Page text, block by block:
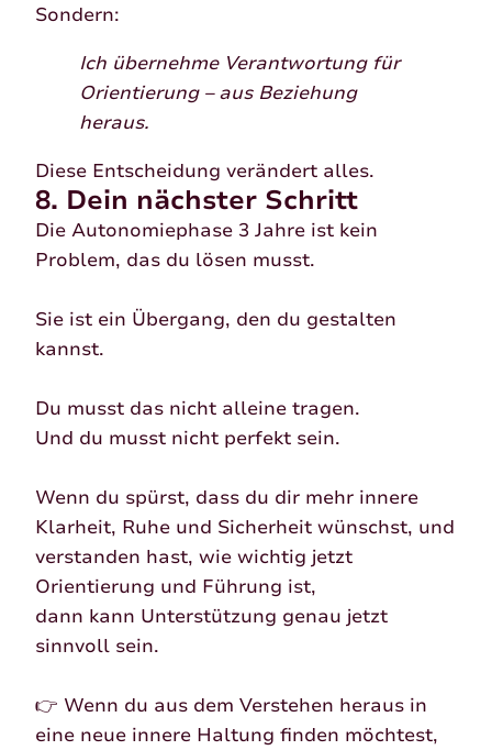
Sondern:
Ich übernehme Verantwortung für
Orientierung – aus Beziehung
heraus.
Diese Entscheidung verändert alles.
8. Dein nächster Schritt
Die Autonomiephase 3 Jahre ist kein
Problem, das du lösen musst.
Sie ist ein Übergang, den du gestalten
kannst.
Du musst das nicht alleine tragen.
Und du musst nicht perfekt sein.
Wenn du spürst, dass du dir mehr innere
Klarheit, Ruhe und Sicherheit wünschst, und
verstanden hast, wie wichtig jetzt
Orientierung und Führung ist,
dann kann Unterstützung genau jetzt
sinnvoll sein.
👉 Wenn du aus dem Verstehen heraus in
eine neue innere Haltung finden möchtest,